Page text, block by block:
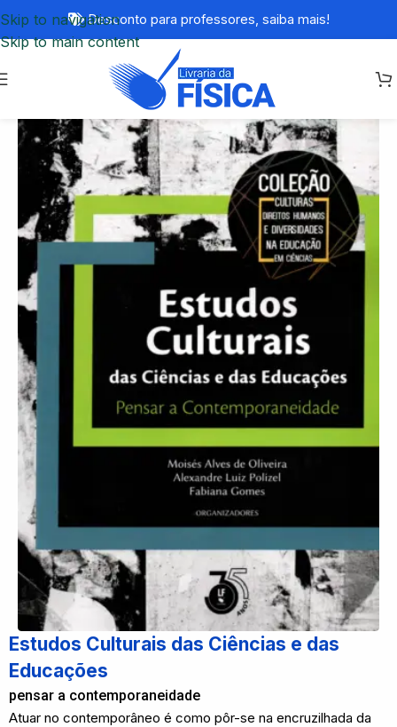
Skip to navigation
Skip to main content
Desconto para professores, saiba mais!
Estudos Culturais das Ciências e das
Educações
pensar a contemporaneidade
Atuar no contemporâneo é como pôr-se na encruzilhada da